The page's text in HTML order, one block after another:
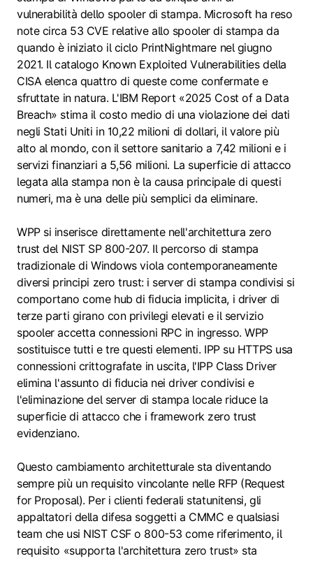
vulnerabilità dello spooler di stampa. Microsoft ha reso
note circa 53 CVE relative allo spooler di stampa da
quando è iniziato il ciclo PrintNightmare nel giugno
2021. Il catalogo Known Exploited Vulnerabilities della
CISA elenca quattro di queste come confermate e
sfruttate in natura. L'IBM Report «2025 Cost of a Data
Breach» stima il costo medio di una violazione dei dati
negli Stati Uniti in 10,22 milioni di dollari, il valore più
alto al mondo, con il settore sanitario a 7,42 milioni e i
servizi finanziari a 5,56 milioni. La superficie di attacco
legata alla stampa non è la causa principale di questi
numeri, ma è una delle più semplici da eliminare.
WPP si inserisce direttamente nell'architettura zero
trust del NIST SP 800-207. Il percorso di stampa
tradizionale di Windows viola contemporaneamente
diversi principi zero trust: i server di stampa condivisi si
comportano come hub di fiducia implicita, i driver di
terze parti girano con privilegi elevati e il servizio
spooler accetta connessioni RPC in ingresso. WPP
sostituisce tutti e tre questi elementi. IPP su HTTPS usa
connessioni crittografate in uscita, l'IPP Class Driver
elimina l'assunto di fiducia nei driver condivisi e
l'eliminazione del server di stampa locale riduce la
superficie di attacco che i framework zero trust
evidenziano.
Questo cambiamento architetturale sta diventando
sempre più un requisito vincolante nelle RFP (Request
for Proposal). Per i clienti federali statunitensi, gli
appaltatori della difesa soggetti a CMMC e qualsiasi
team che usi NIST CSF o 800-53 come riferimento, il
requisito «supporta l'architettura zero trust» sta